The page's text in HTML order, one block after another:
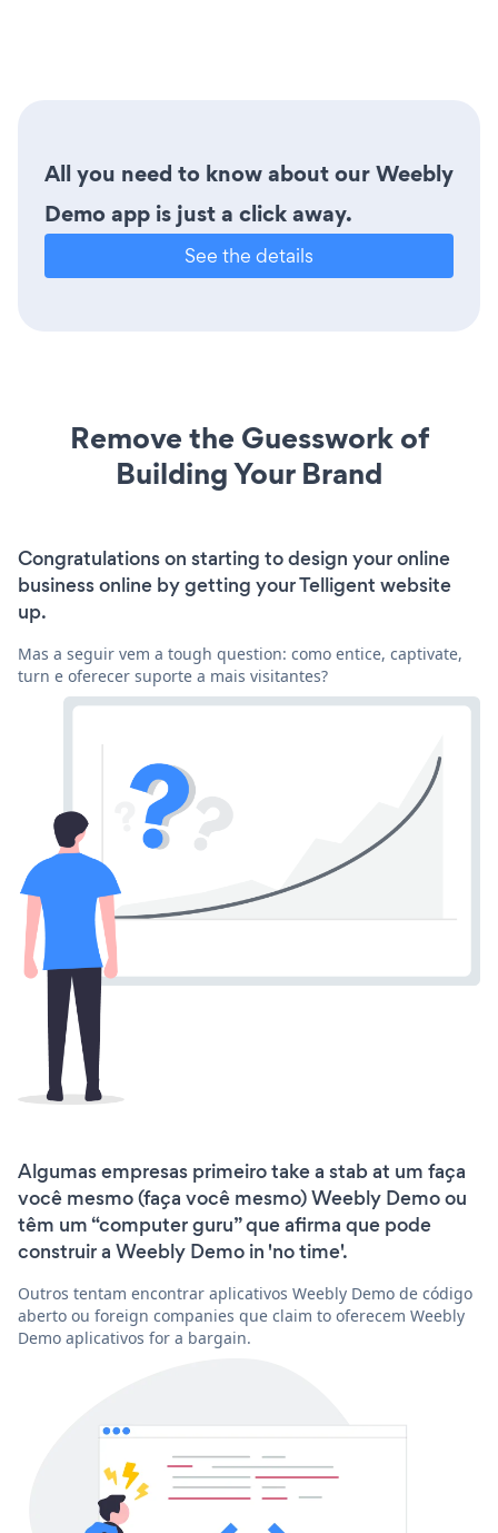
All you need to know about our Weebly
Demo app is just a click away.
See the details
Remove the Guesswork of
Building Your Brand
Congratulations on starting to design your online
business online by getting your Telligent website
up.
Mas a seguir vem a tough question: como entice, captivate,
turn e oferecer suporte a mais visitantes?
Algumas empresas primeiro take a stab at um faça
você mesmo (faça você mesmo) Weebly Demo ou
têm um “computer guru” que afirma que pode
construir a Weebly Demo in 'no time'.
Outros tentam encontrar aplicativos Weebly Demo de código
aberto ou foreign companies que claim to oferecem Weebly
Demo aplicativos for a bargain.